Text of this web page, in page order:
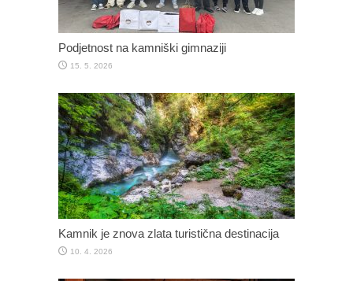
Podjetnost na kamniški gimnaziji
15. 5. 2026
Kamnik je znova zlata turistična destinacija
10. 4. 2026